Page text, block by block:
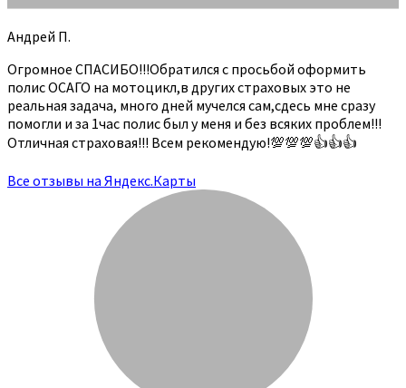
Андрей П.
Огромное СПАСИБО!!!Обратился с просьбой оформить
полис ОСАГО на мотоцикл,в других страховых это не
реальная задача, много дней мучелся сам,сдесь мне сразу
помогли и за 1час полис был у меня и без всяких проблем!!!
Отличная страховая!!! Всем рекомендую!💯💯💯👍👍👍
Все отзывы на Яндекс.Карты